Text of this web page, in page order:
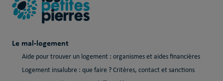
Le mal-logement
Aide pour trouver un logement : organismes et aides financières
Logement insalubre : que faire ? Critères, contact et sanctions